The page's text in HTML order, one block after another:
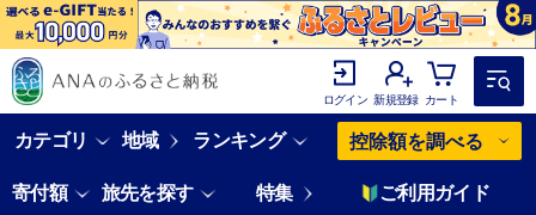
ログイン 新規登録 カート
カテゴリ 地域 ランキング 控除額を調べる
寄付額 旅先を探す 特集 ご利用ガイド